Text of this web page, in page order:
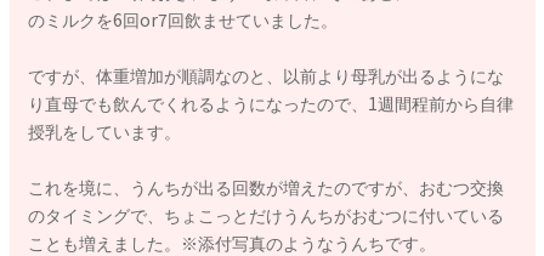
のミルクを6回or7回飲ませていました。
ですが、体重増加が順調なのと、以前より母乳が出るようにな
り直母でも飲んでくれるようになったので、1週間程前から自律
授乳をしています。
これを境に、うんちが出る回数が増えたのですが、おむつ交換
のタイミングで、ちょこっとだけうんちがおむつに付いている
ことも増えました。※添付写真のようなうんちです。